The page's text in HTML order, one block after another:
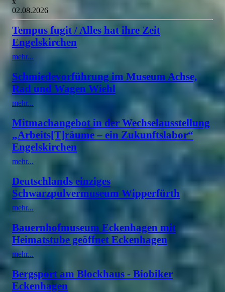
02.08.2026
Tempus fugit / Alles hat ihre Zeit
Engelskirchen
mehr...
Schmiedevorführung im Museum Achse,
Rad und Wagen Wiehl
mehr...
Mitmachangebot in der Wechselausstellung
„Arbeits[T]räume – ein Zukunftslabor“
Engelskirchen
mehr...
Deutschlands einziges
Schwarzpulvermuseum Wipperfürth
mehr...
Bauernhofmuseum Eckenhagen mit
Heimatstube geöffnet Eckenhagen
mehr...
Bergsport am Blockhaus - Biobiker
Eckenhagen